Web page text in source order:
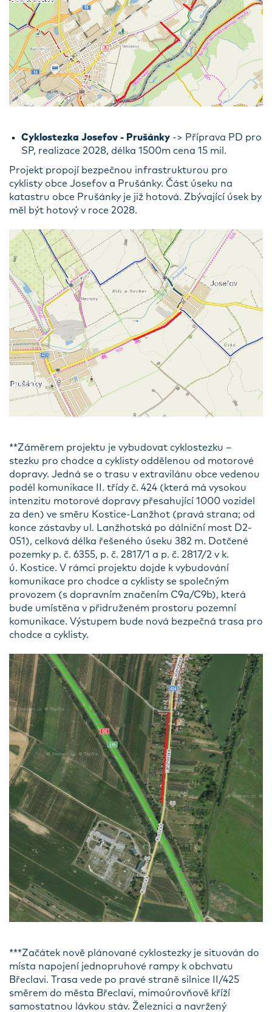
Cyklostezka Josefov - Prušánky -> Příprava PD pro
SP, realizace 2028, délka 1500m cena 15 mil.
Projekt propojí bezpečnou infrastrukturou pro
cyklisty obce Josefov a Prušánky. Část úseku na
katastru obce Prušánky je již hotová. Zbývající úsek by
měl být hotový v roce 2028.
**Záměrem projektu je vybudovat cyklostezku –
stezku pro chodce a cyklisty oddělenou od motorové
dopravy. Jedná se o trasu v extravilánu obce vedenou
podél komunikace II. třídy č. 424 (která má vysokou
intenzitu motorové dopravy přesahující 1000 vozidel
za den) ve směru Kostice-Lanžhot (pravá strana; od
konce zástavby ul. Lanžhotská po dálniční most D2-
051), celková délka řešeného úseku 382 m. Dotčené
pozemky p. č. 6355, p. č. 2817/1 a p. č. 2817/2 v k.
ú. Kostice. V rámci projektu dojde k vybudování
komunikace pro chodce a cyklisty se společným
provozem (s dopravním značením C9a/C9b), která
bude umístěna v přidruženém prostoru pozemní
komunikace. Výstupem bude nová bezpečná trasa pro
chodce a cyklisty.
***Začátek nově plánované cyklostezky je situován do
místa napojení jednopruhové rampy k obchvatu
Břeclavi. Trasa vede po pravé straně silnice II/425
směrem do města Břeclavi, mimoúrovňově kříží
samostatnou lávkou stáv. Železnici a navržený